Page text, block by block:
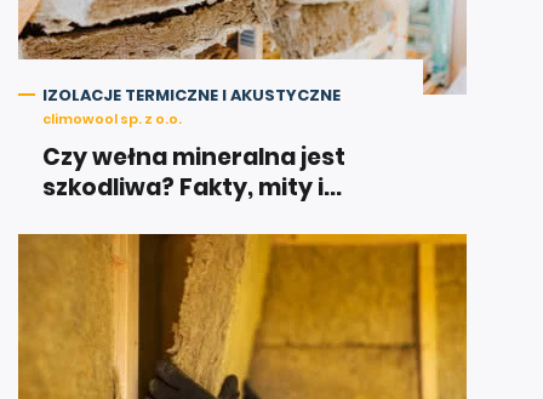
IZOLACJE TERMICZNE I AKUSTYCZNE
climowool sp. z o.o.
Czy wełna mineralna jest
szkodliwa? Fakty, mity i...